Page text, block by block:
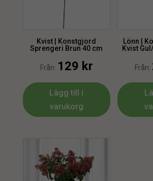
Kvist | Konstgjord
Sprengeri Brun 40 cm
Från: 129 kr
Lägg till i
varukorg
Lönn |
Kvist
Från: